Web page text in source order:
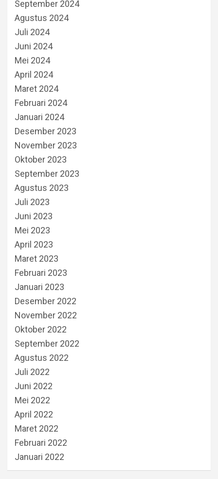
September 2024
Agustus 2024
Juli 2024
Juni 2024
Mei 2024
April 2024
Maret 2024
Februari 2024
Januari 2024
Desember 2023
November 2023
Oktober 2023
September 2023
Agustus 2023
Juli 2023
Juni 2023
Mei 2023
April 2023
Maret 2023
Februari 2023
Januari 2023
Desember 2022
November 2022
Oktober 2022
September 2022
Agustus 2022
Juli 2022
Juni 2022
Mei 2022
April 2022
Maret 2022
Februari 2022
Januari 2022